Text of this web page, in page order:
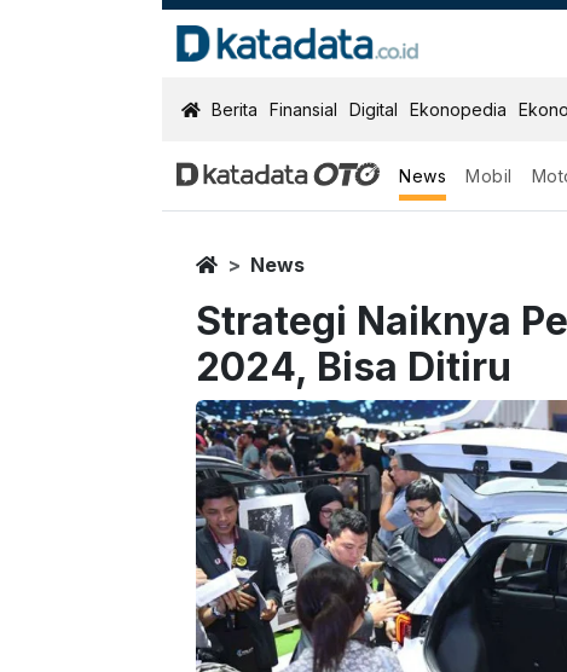
KatadataOTO
Berita Finansial Digital Ekonopedia
News Mobil
HomeNews
Strategi Naiknya
2024, Bisa Ditiru